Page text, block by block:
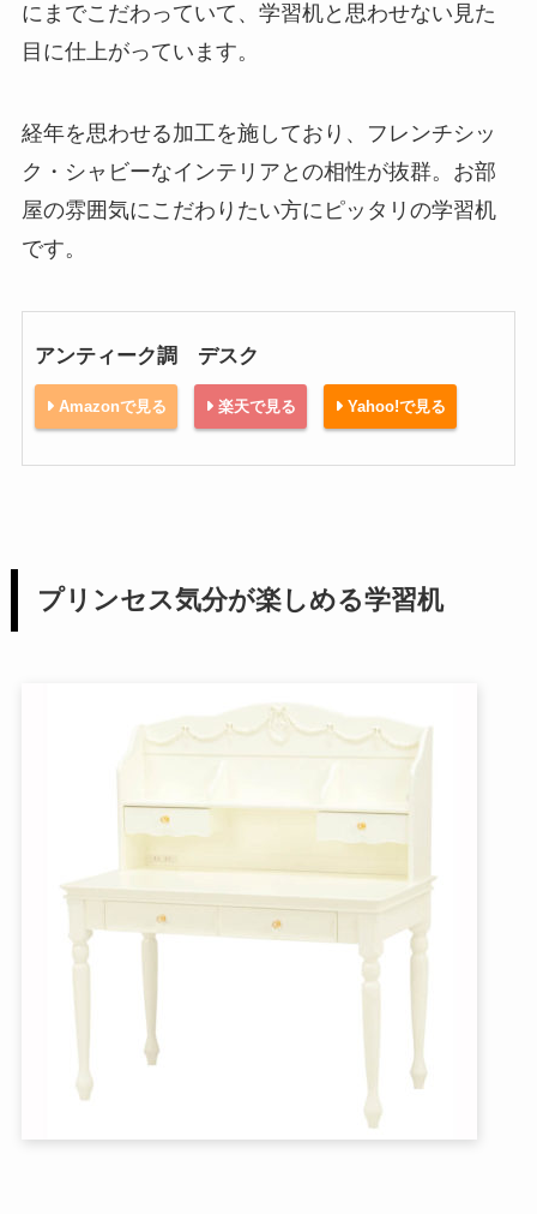
にまでこだわっていて、学習机と思わせない見た
目に仕上がっています。
経年を思わせる加工を施しており、フレンチシッ
ク・シャビーなインテリアとの相性が抜群。お部
屋の雰囲気にこだわりたい方にピッタリの学習机
です。
アンティーク調 デスク
Amazonで見る 楽天で見る Yahoo!で見る
プリンセス気分が楽しめる学習机